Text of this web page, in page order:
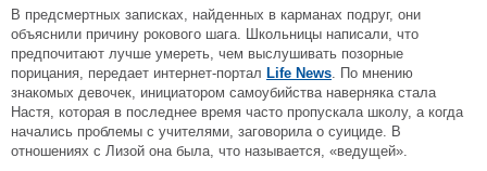
В предсмертных записках, найденных в карманах подруг, они
объяснили причину рокового шага. Школьницы написали, что
предпочитают лучше умереть, чем выслушивать позорные
порицания, передает интернет-портал Life News. По мнению
знакомых девочек, инициатором самоубийства наверняка стала
Настя, которая в последнее время часто пропускала школу, а когда
начались проблемы с учителями, заговорила о суициде. В
отношениях с Лизой она была, что называется, «ведущей».